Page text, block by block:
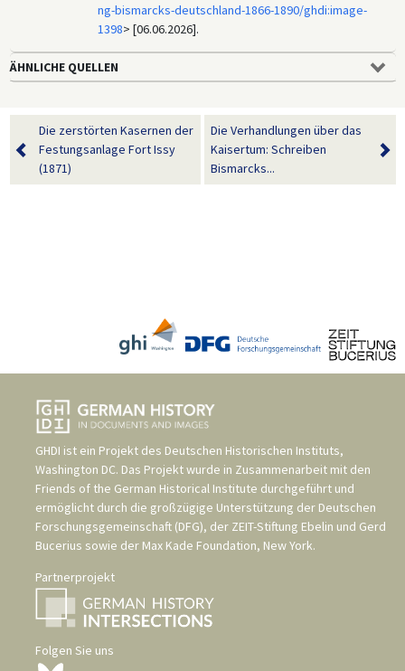
ng-bismarcks-deutschland-1866-1890/ghdi:image-
1398> [06.06.2026].
ÄHNLICHE QUELLEN
Die zerstörten Kasernen der
Festungsanlage Fort Issy
(1871)
Die Verhandlungen über das
Kaisertum: Schreiben
Bismarcks...
GHDI ist ein Projekt des Deutschen Historischen Instituts,
Washington DC. Das Projekt wurde in Zusammenarbeit mit den
Friends of the German Historical Institute durchgeführt und
ermöglicht durch die großzügige Unterstützung der Deutschen
Forschungsgemeinschaft (DFG), der ZEIT-Stiftung Ebelin und Gerd
Bucerius sowie der Max Kade Foundation, New York.
Partnerprojekt
Folgen Sie uns